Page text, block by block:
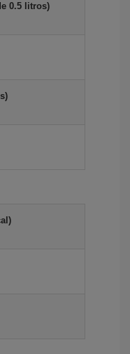
0.5 litros)